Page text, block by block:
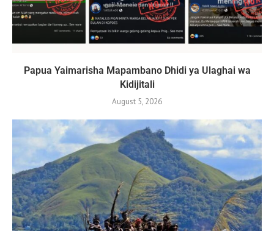
Papua Yaimarisha Mapambano Dhidi ya Ulaghai wa
Kidijitali
August 5, 2026